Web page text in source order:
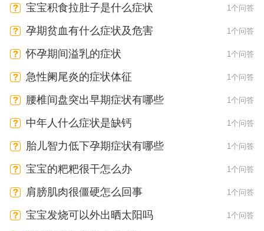
宝宝积食拉肚子是什么症状 1个问答
孕期贫血有什么症状及危害 1个问答
怀孕期间溢乳的症状 1个问答
急性阑尾炎的症状体征 1个问答
腰椎间盘突出早期症状有哪些 1个问答
中年人什么症状是缺钙 1个问答
胎儿智力低下孕期症状有哪些 1个问答
宝宝的粑粑很干怎么办 1个问答
肩膀肌肉很僵硬怎么回事 1个问答
宝宝发烧可以外出晒太阳吗 1个问答